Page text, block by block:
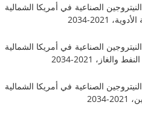
الصناعية في أمريكا الشمالية
الصناعية في أمريكا الشمالية
الصناعية في أمريكا الشمالية